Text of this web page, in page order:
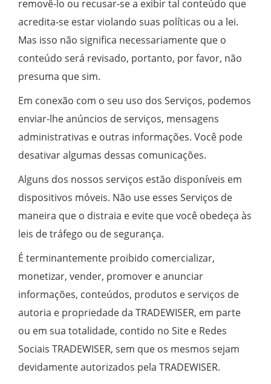
removê-lo ou recusar-se a exibir tal conteúdo que
acredita-se estar violando suas políticas ou a lei.
Mas isso não significa necessariamente que o
conteúdo será revisado, portanto, por favor, não
presuma que sim.
Em conexão com o seu uso dos Serviços, podemos
enviar-lhe anúncios de serviços, mensagens
administrativas e outras informações. Você pode
desativar algumas dessas comunicações.
Alguns dos nossos serviços estão disponíveis em
dispositivos móveis. Não use esses Serviços de
maneira que o distraia e evite que você obedeça às
leis de tráfego ou de segurança.
É terminantemente proibido comercializar,
monetizar, vender, promover e anunciar
informações, conteúdos, produtos e serviços de
autoria e propriedade da TRADEWISER, em parte
ou em sua totalidade, contido no Site e Redes
Sociais TRADEWISER, sem que os mesmos sejam
devidamente autorizados pela TRADEWISER.